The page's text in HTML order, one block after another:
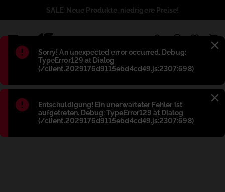
Błąd:
Sorry! An unexpected error occurred. Debug:
TypeError129 at Dialog
(/client.2029176d9115ebd4cd49.js:2307:698)
Błąd:
Entschuldigung! Ein unerwarteter Fehler ist
aufgetreten. Debug: TypeError129 at Dialog
(/client.2029176d9115ebd4cd49.js:2307:698)
SALE: Neue Produkte, niedrigere Preise!